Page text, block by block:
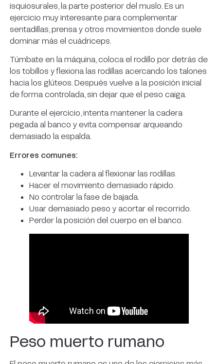
isquiosurales, la parte posterior del muslo. Es un
ejercicio muy interesante para complementar
sentadillas, prensa y otros movimientos donde suele
dominar más el cuádriceps.
Túmbate en la máquina, coloca el rodillo por detrás de
los tobillos y flexiona las rodillas acercando los talones
hacia los glúteos. Después vuelve a la posición inicial
de forma controlada, sin dejar que el peso caiga.
Durante el ejercicio, intenta mantener la cadera
pegada al banco y evita compensar arqueando
demasiado la espalda.
Errores comunes:
Levantar la cadera al flexionar las rodillas.
Hacer el movimiento demasiado rápido.
No controlar la fase de bajada.
Usar demasiado peso y acortar el recorrido.
Perder la posición del cuerpo en el banco.
Peso muerto rumano